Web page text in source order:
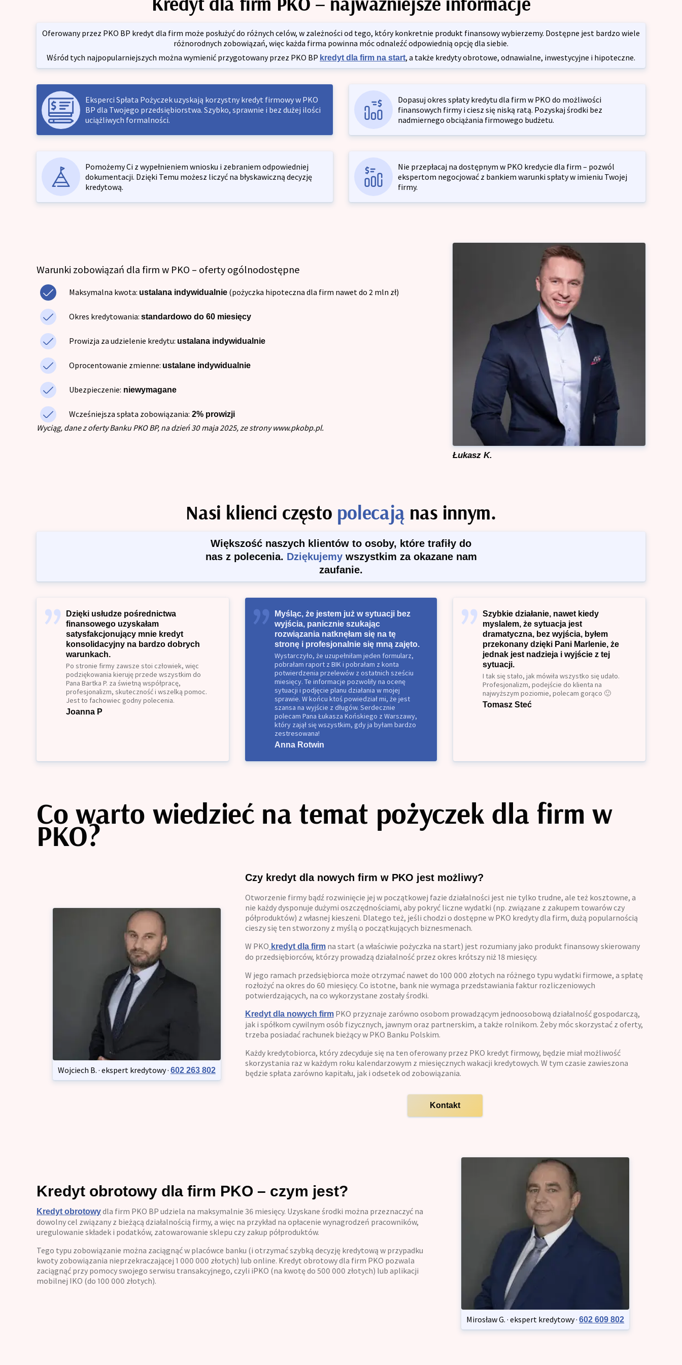
Kredyt konsumpcyjny
Kredyt refinansowy
Kredyt na umowę zlecenie
Kontakt
Oferowany przez PKO BP kredyt dla firm może posłużyć do różnych celów, w zależności od tego, który konkretnie produkt finansowy wybierzemy. Dostępne jest bardzo wiele
różnorodnych zobowiązań, więc każda firma powinna móc odnaleźć odpowiednią opcję dla siebie.
Wśród tych najpopularniejszych można wymienić przygotowany przez PKO BP kredyt dla firm na start, a także kredyty obrotowe, odnawialne, inwestycyjne i hipoteczne.
Eksperci Spłata Pożyczek uzyskają korzystny kredyt firmowy w PKO
BP dla Twojego przedsiębiorstwa. Szybko, sprawnie i bez dużej ilości
uciążliwych formalności.
Dopasuj okres spłaty kredytu dla firm w PKO do możliwości
finansowych firmy i ciesz się niską ratą. Pozyskaj środki bez
nadmiernego obciążania firmowego budżetu.
Pomożemy Ci z wypełnieniem wniosku i zebraniem odpowiedniej
dokumentacji. Dzięki Temu możesz liczyć na błyskawiczną decyzję
kredytową.
Nie przepłacaj na dostępnym w PKO kredycie dla firm – pozwól
ekspertom negocjować z bankiem warunki spłaty w imieniu Twojej
firmy.
Warunki zobowiązań dla firm w PKO – oferty ogólnodostępne
Maksymalna kwota: ustalana indywidualnie (pożyczka hipoteczna dla firm nawet do 2 mln zł)
Okres kredytowania: standardowo do 60 miesięcy
Prowizja za udzielenie kredytu: ustalana indywidualnie
Oprocentowanie zmienne: ustalane indywidualnie
Ubezpieczenie: niewymagane
Wcześniejsza spłata zobowiązania: 2% prowizji
Wyciąg, dane z oferty Banku PKO BP, na dzień 30 maja 2025, ze strony www.pkobp.pl.
Łukasz K.
Nasi klienci często polecają nas innym.
Większość naszych klientów to osoby, które trafiły do
nas z polecenia. Dziękujemywszystkim za okazane nam
zaufanie.
Dzięki usłudze pośrednictwa
finansowego uzyskałam
satysfakcjonujący mnie kredyt
konsolidacyjny na bardzo dobrych
warunkach.
Po stronie firmy zawsze stoi człowiek, więc
podziękowania kieruję przede wszystkim do
Pana Bartka P. za świetną współpracę,
profesjonalizm, skuteczność i wszelką pomoc.
Jest to fachowiec godny polecenia.
Joanna P
Myśląc, że jestem już w sytuacji bez
wyjścia, panicznie szukając
rozwiązania natknęłam się na tę
stronę i profesjonalnie się mną zajęto.
Wystarczyło, że uzupełniłam jeden formularz,
pobrałam raport z BIK i pobrałam z konta
potwierdzenia przelewów z ostatnich sześciu
miesięcy. Te informacje pozwoliły na ocenę
sytuacji i podjęcie planu działania w mojej
sprawie. W końcu ktoś powiedział mi, że jest
szansa na wyjście z długów. Serdecznie
polecam Pana Łukasza Końskiego z Warszawy,
który zajął się wszystkim, gdy ja byłam bardzo
zestresowana!
Anna Rotwin
Szybkie działanie, nawet kiedy
myslalem, że sytuacja jest
dramatyczna, bez wyjścia, byłem
przekonany dzięki Pani Marlenie, że
jednak jest nadzieja i wyjście z tej
sytuacji.
I tak się stało, jak mówiła wszystko się udało.
Profesjonalizm, podejście do klienta na
najwyższym poziomie, polecam gorąco 🙂
Tomasz Steć
Co warto wiedzieć na temat pożyczek dla firm w
PKO?
Wojciech B. · ekspert kredytowy · 602 263 802
Czy kredyt dla nowych firm w PKO jest możliwy?
Otworzenie firmy bądź rozwinięcie jej w początkowej fazie działalności jest nie tylko trudne, ale też kosztowne, a
nie każdy dysponuje dużymi oszczędnościami, aby pokryć liczne wydatki (np. związane z zakupem towarów czy
półproduktów) z własnej kieszeni. Dlatego też, jeśli chodzi o dostępne w PKO kredyty dla firm, dużą popularnością
cieszy się ten stworzony z myślą o początkujących biznesmenach.
W PKO kredyt dla firmna start (a właściwie pożyczka na start) jest rozumiany jako produkt finansowy skierowany
do przedsiębiorców, którzy prowadzą działalność przez okres krótszy niż 18 miesięcy.
W jego ramach przedsiębiorca może otrzymać nawet do 100 000 złotych na różnego typu wydatki firmowe, a spłatę
rozłożyć na okres do 60 miesięcy. Co istotne, bank nie wymaga przedstawiania faktur rozliczeniowych
potwierdzających, na co wykorzystane zostały środki.
Kredyt dla nowych firmPKO przyznaje zarówno osobom prowadzącym jednoosobową działalność gospodarczą,
jak i spółkom cywilnym osób fizycznych, jawnym oraz partnerskim, a także rolnikom. Żeby móc skorzystać z oferty,
trzeba posiadać rachunek bieżący w PKO Banku Polskim.
Każdy kredytobiorca, który zdecyduje się na ten oferowany przez PKO kredyt firmowy, będzie miał możliwość
skorzystania raz w każdym roku kalendarzowym z miesięcznych wakacji kredytowych. W tym czasie zawieszona
będzie spłata zarówno kapitału, jak i odsetek od zobowiązania.
Kontakt
Mirosław G. · ekspert kredytowy ·602 609 802
Kredyt obrotowy dla firm PKO – czym jest?
Kredyt obrotowydla firm PKO BP udziela na maksymalnie 36 miesięcy. Uzyskane środki można przeznaczyć na
dowolny cel związany z bieżącą działalnością firmy, a więc na przykład na opłacenie wynagrodzeń pracowników,
uregulowanie składek i podatków, zatowarowanie sklepu czy zakup półproduktów.
Tego typu zobowiązanie można zaciągnąć w placówce banku (i otrzymać szybką decyzję kredytową w przypadku
kwoty zobowiązania nieprzekraczającej 1 000 000 złotych) lub online. Kredyt obrotowy dla firm PKO pozwala
zaciągnąć przy pomocy swojego serwisu transakcyjnego, czyli iPKO (na kwotę do 500 000 złotych) lub aplikacji
mobilnej IKO (do 100 000 złotych).